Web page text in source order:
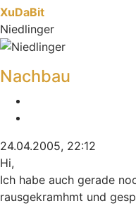
XuDaBit
Niedlinger
Nachbau
24.04.2005, 22:12
Hi,
Ich habe auch gerade
rausgekramhmt und